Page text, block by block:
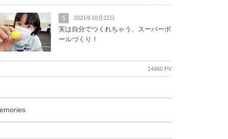
5 2021年10月22日
実は自分でつくれちゃう、スーパーボ
ールづくり！
14460 PV